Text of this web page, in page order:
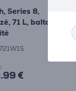
Series 8,
71 L, balta -
€